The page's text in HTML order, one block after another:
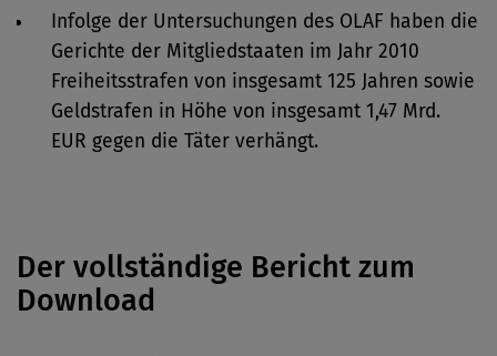
Infolge der Untersuchungen des OLAF haben die
Gerichte der Mitgliedstaaten im Jahr 2010
Freiheitsstrafen von insgesamt 125 Jahren sowie
Geldstrafen in Höhe von insgesamt 1,47 Mrd.
EUR gegen die Täter verhängt.
Der vollständige Bericht zum
Download